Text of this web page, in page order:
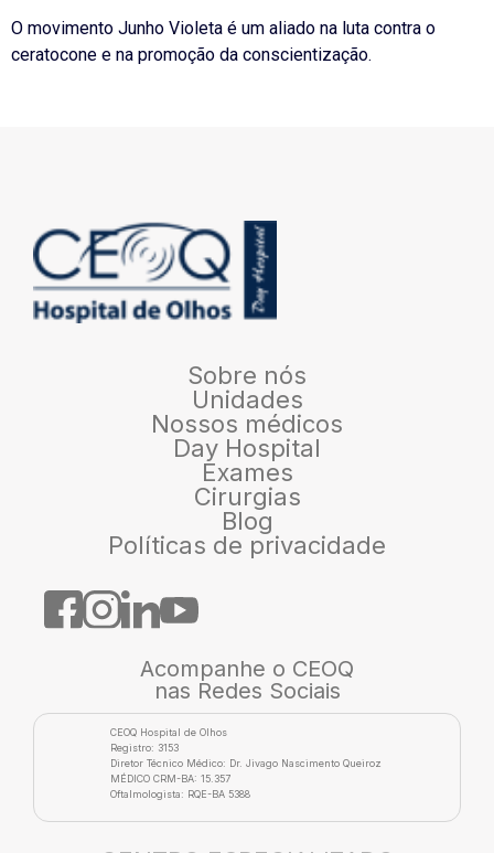
O movimento Junho Violeta é um aliado na luta contra o
ceratocone e na promoção da conscientização.
Acompanhe o CEOQ
nas Redes Sociais
CEOQ Hospital de Olhos
Registro: 3153
Diretor Técnico Médico: Dr. Jivago Nascimento Queiroz
MÉDICO CRM-BA: 15.357
Oftalmologista: RQE-BA 5388
Sobre nós
Unidades
Nossos médicos
Day Hospital
Exames
Cirurgias
Blog
Políticas de privacidade